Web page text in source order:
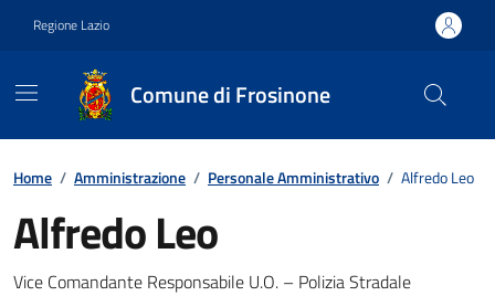
Regione Lazio
Comune di Frosinone
Contenuti in evidenza
Home / Amministrazione / Personale Amministrativo / Alfredo Leo
Alfredo Leo
Vice Comandante Responsabile U.O. – Polizia Stradale